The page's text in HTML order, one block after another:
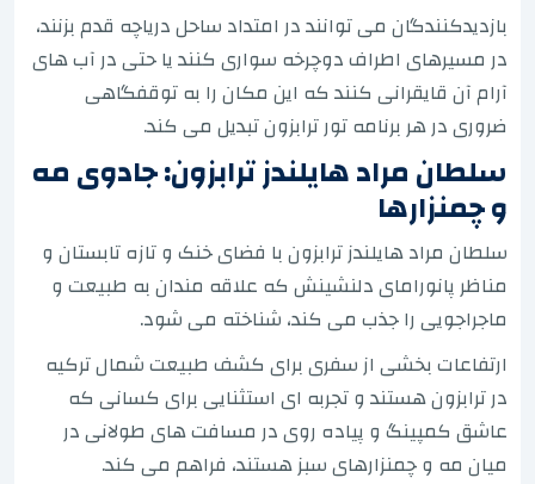
بازدیدکنندگان می توانند در امتداد ساحل دریاچه قدم بزنند،
در مسیرهای اطراف دوچرخه سواری کنند یا حتی در آب های
آرام آن قایقرانی کنند که این مکان را به توقفگاهی
ضروری در هر برنامه تور ترابزون تبدیل می کند.
سلطان مراد هایلندز ترابزون: جادوی مه
و چمنزارها
سلطان مراد هایلندز ترابزون با فضای خنک و تازه تابستان و
مناظر پانورامای دلنشینش که علاقه مندان به طبیعت و
ماجراجویی را جذب می کند، شناخته می شود.
ارتفاعات بخشی از سفری برای کشف طبیعت شمال ترکیه
در ترابزون هستند و تجربه ای استثنایی برای کسانی که
عاشق کمپینگ و پیاده روی در مسافت های طولانی در
میان مه و چمنزارهای سبز هستند، فراهم می کند.